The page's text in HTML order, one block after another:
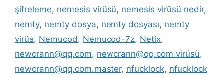
şifreleme, nemesis virüsü, nemesis virüsü nedir,
nemty, nemty dosya, nemty dosyası, nemty
virüs, Nemucod, Nemucod-7z, Netix,
newcrann@qq.com, newcrann@qq.com virüsü,
newcrann@qq.com.master, nfucklock, nfucklock